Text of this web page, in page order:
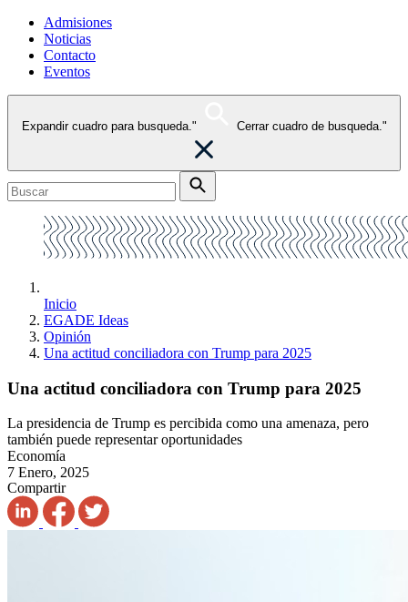
Admisiones
Noticias
Contacto
Eventos
Expandir cuadro para busqueda." Cerrar cuadro de busqueda."
Inicio
EGADE Ideas
Opinión
Una actitud conciliadora con Trump para 2025
Una actitud conciliadora con Trump para 2025
La presidencia de Trump es percibida como una amenaza, pero
también puede representar oportunidades
Economía
7 Enero, 2025
Compartir